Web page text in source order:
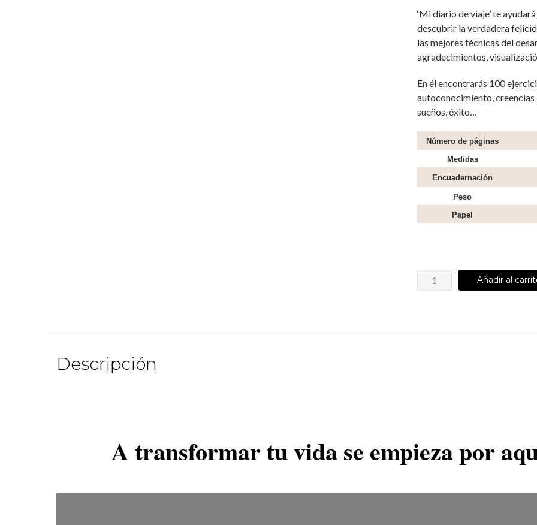
‘Mi diario de viaje’ te
descubrir la verdadera
las mejores técnicas del
agradecimientos,
En él encontrarás 100
autoconocimiento,
sueños, éxito…
Número de páginas
Medidas
Encuadernación
Peso
Papel
Añadir al
Descripción
A transformar tu vida se empieza por